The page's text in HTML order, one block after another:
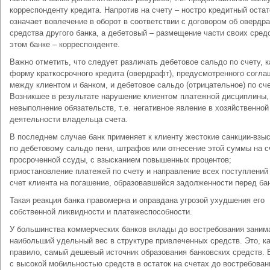
корреспонденту кредита. Напротив на счету – ностро кредитный
означает вовлечение в оборот в соответствии с договором об
средства другого банка, а дебетовый – размещение части своих
этом банке – корреспонденте.
Важно отметить, что следует различать дебетовое сальдо по счету,
форму краткосрочного кредита (овердрафт), предусмотренного
между клиентом и банком, и дебетовое сальдо (отрицательное) по
Возникшее в результате нарушение клиентом платежной дисциплины,
невыполнение обязательств, т.е. негативное явление в хозяйственной
деятельности владельца счета.
В последнем случае банк применяет к клиенту жестокие санкции-
по дебетовому сальдо пени, штрафов или отнесение этой суммы на
просроченной ссуды, с взысканием повышенных процентов;
приостановление платежей по счету и направление всех поступлений
счет клиента на погашение, образовавшейся задолженности перед
Такая реакция банка правомерна и оправдана угрозой ухудшения его
собственной ликвидности и платежеспособности.
У большинства коммерческих банков вклады до востребования
наибольший удельный вес в структуре привлеченных средств. Это,
правило, самый дешевый источник образования банковских средств.
с высокой мобильностью средств в остаток на счетах до